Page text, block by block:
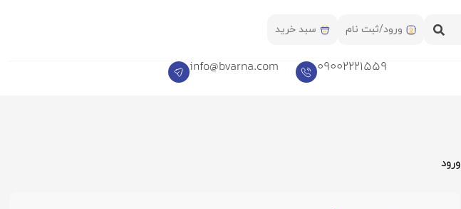
ورود/ثبت نام سبد خرید
09002221559
info@bvarna.com
ورود